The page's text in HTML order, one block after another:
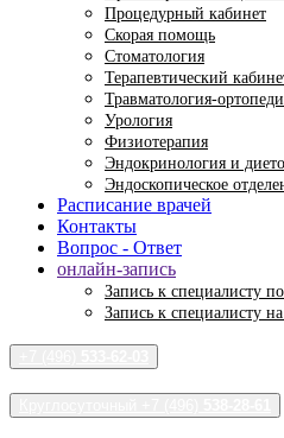
Процедурный кабинет
Скорая помощь
Стоматология
Терапевтический
Травматология-
Урология
Физиотерапия
Эндокринология и
Эндоскопическое
Расписание врачей
Контакты
Вопрос - Ответ
онлайн-запись
Запись к специалисту
Запись к специалисту